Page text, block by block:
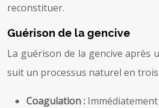
reconstituer.
Guérison de la gencive
La guérison de la gencive après
suit un processus naturel en
Coagulation :